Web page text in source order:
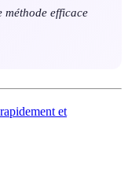
efficace
et